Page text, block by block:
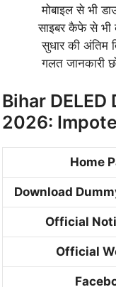
मोबाइल से भी
साइबर कैफे से
सुधार की अंतिम
गलत जानकारी
Bihar
2026:
Home
Download
Official
Official